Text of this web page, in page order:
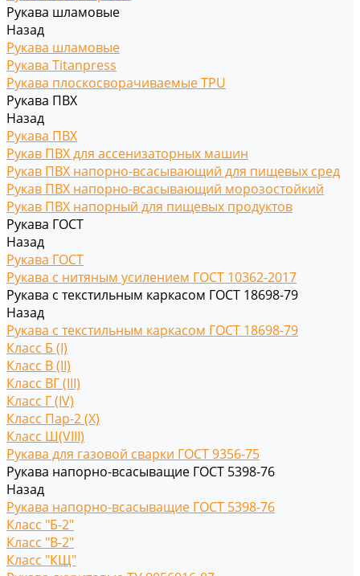
Рукава шламовые
Назад
Рукава шламовые
Рукава Titanpress
Рукава плоскосворачиваемые TPU
Рукава ПВХ
Назад
Рукава ПВХ
Рукав ПВХ для ассенизаторных машин
Рукав ПВХ напорно-всасывающий для пищевых сред
Рукав ПВХ напорно-всасывающий морозостойкий
Рукав ПВХ напорный для пищевых продуктов
Рукава ГОСТ
Назад
Рукава ГОСТ
Рукава с нитяным усилением ГОСТ 10362-2017
Рукава с текстильным каркасом ГОСТ 18698-79
Назад
Рукава с текстильным каркасом ГОСТ 18698-79
Класс Б (I)
Класс В (II)
Класс ВГ (III)
Класс Г (IV)
Класс Пар-2 (X)
Класс Ш(VIII)
Рукава для газовой сварки ГОСТ 9356-75
Рукава напорно-всасыващие ГОСТ 5398-76
Назад
Рукава напорно-всасыващие ГОСТ 5398-76
Класс "Б-2"
Класс "В-2"
Класс "КЩ"